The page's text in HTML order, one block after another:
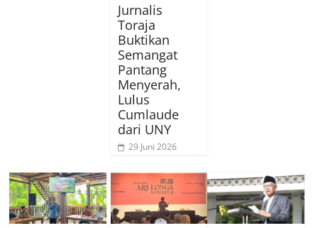
Jurnalis
Toraja
Buktikan
Semangat
Pantang
Menyerah,
Lulus
Cumlaude
dari UNY
29 Juni 2026